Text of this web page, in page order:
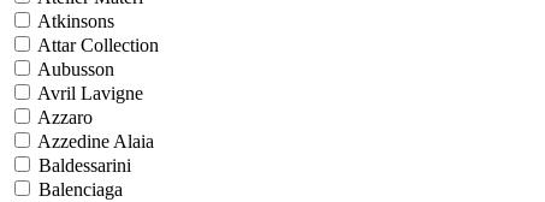
Atkinsons
Attar Collection
Aubusson
Avril Lavigne
Azzaro
Azzedine Alaia
Baldessarini
Balenciaga